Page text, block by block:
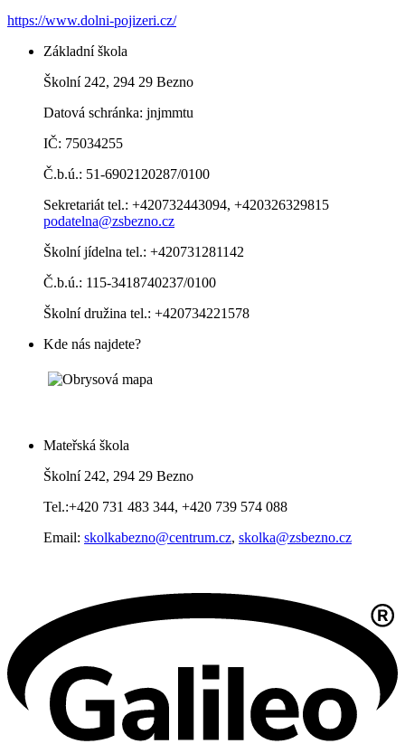
https://www.dolni-pojizeri.cz/
Základní škola
Školní 242, 294 29 Bezno
Datová schránka: jnjmmtu
IČ: 75034255
Č.b.ú.: 51-6902120287/0100
Sekretariát tel.: +420732443094, +420326329815
podatelna@zsbezno.cz
Školní jídelna tel.: +420731281142
Č.b.ú.: 115-3418740237/0100
Školní družina tel.: +420734221578
Kde nás najdete?
Mateřská škola
Školní 242, 294 29 Bezno
Tel.:+420 731 483 344, +420 739 574 088
Email: skolkabezno@centrum.cz, skolka@zsbezno.cz